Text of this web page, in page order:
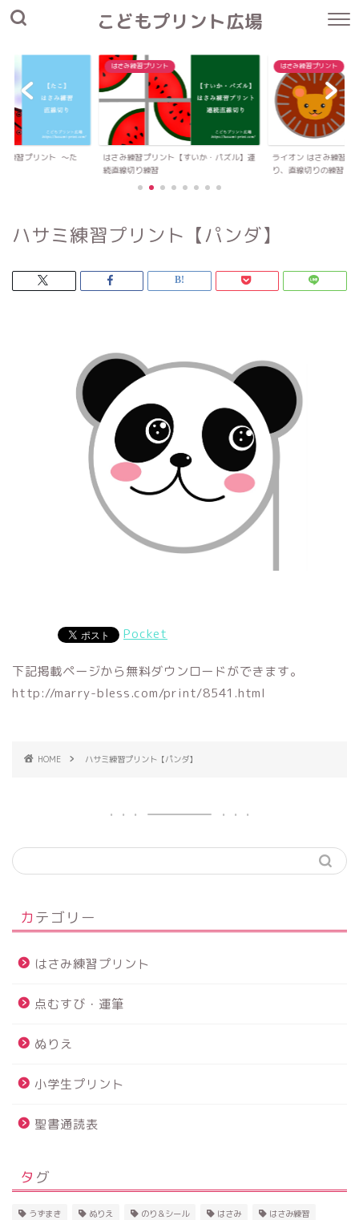
こどもプリント広場
練習プリント 〜た
はさみ練習プリント
はさみ練習プリント【すいか・パズル】連
続直線切り練習
はさみ練習プリント
ライオン はさみ練習プ
り、直線切りの練習
ハサミ練習プリント【パンダ】
Pocket
下記掲載ページから無料ダウンロードができます。
http://marry-bless.com/print/8541.html
HOME ハサミ練習プリント【パンダ】
カテゴリー
はさみ練習プリント
点むすび・運筆
ぬりえ
小学生プリント
聖書通読表
タグ
うずまき ぬりえ のり＆シール はさみ はさみ練習